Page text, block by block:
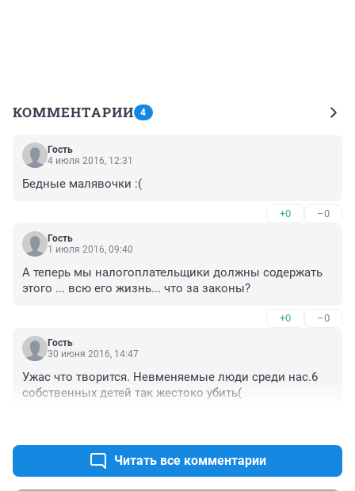
КОММЕНТАРИИ 4
Гость
4 июля 2016, 12:31
Бедные малявочки :(
+0 –0
Гость
1 июля 2016, 09:40
А теперь мы налогоплательщики должны содержать
этого ... всю его жизнь... что за законы?
+0 –0
Гость
30 июня 2016, 14:47
Ужас что творится. Невменяемые люди среди нас.6
собственных детей так жестоко убить(
Читать все комментарии